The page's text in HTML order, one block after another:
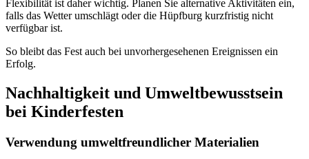
Flexibilität ist daher wichtig. Planen Sie alternative Aktivitäten ein,
falls das Wetter umschlägt oder die Hüpfburg kurzfristig nicht
verfügbar ist.
So bleibt das Fest auch bei unvorhergesehenen Ereignissen ein
Erfolg.
Nachhaltigkeit und Umweltbewusstsein
bei Kinderfesten
Verwendung umweltfreundlicher Materialien